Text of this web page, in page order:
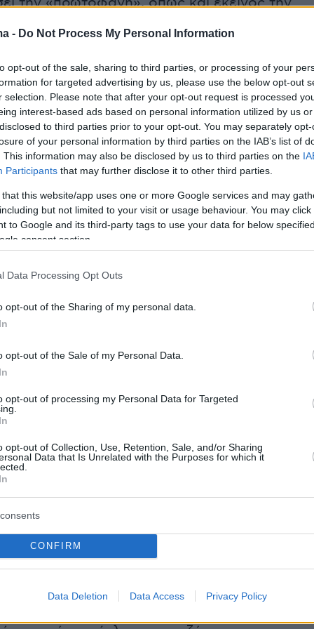
- Do Not Process My Personal Information
opt-out of the sale, sharing to third parties, or processing of your
for targeted advertising by us, please use the below opt-out
selection. Please note that after your opt-out request is processed
interest-based ads based on personal information utilized by us
to third parties prior to your opt-out. You may separately
of your personal information by third parties on the IAB’s list of
This information may also be disclosed by us to third parties on the
Participants that may further disclose it to other third parties.
that this website/app uses one or more Google services and may
but not limited to your visit or usage behaviour. You may
to Google and its third-party tags to use your data for below
consent section.
Data Processing Opt Outs
opt-out of the Sharing of my personal data.
opt-out of the Sale of my Personal Data.
opt-out of processing my Personal Data for Targeted
opt-out of Collection, Use, Retention, Sale, and/or Sharing
Data that Is Unrelated with the Purposes for which it
CONFIRM
Data Deletion Data Access Privacy Policy
παραφράζοντας την τυμβωρυχία και
αυτήν τη λέξη να επιτεθεί στην
της εργαλειοποίησης ακόμη και με
της τραγωδίας για πολιτικά οφέλη. Έδειξε
τα έδρανα της Ζωής Κωνσταντοπούλου, του
του Δημήτρη Νατσιού και των
του Στέφανου Κασσελάκη, που
την πρόταση συγγενών των θυμάτων της
κατηγόρησε για «συνεταιρισμό
και για «γελοία και άκρως επικίνδυνη
στόχο την ανατροπή του πολιτεύματος».
να επιτεθεί με σφοδρότητα στην ετερόκλητη
ομάδα του ΠΑΣΟΚ που κατέθεσε μια
εργαλειοποίηση) και θύμισε πόσο
ήταν η στάση της Νέας Δημοκρατίας (της
αντιπολίτευσης) το 2018 στην υπόθεση
ότι ο κ. Μητσοτάκης δεν μπορούσε παρά
στην Ολομέλεια. Ήταν μια αυτονόητη πράξη,
καταρχάς η «εσχάτη προδοσία», η
ετερόκλητης συμμαχίας. Αν δεν
στη βουλή έτσι κι αλλιώς θα μπορούσε να
ότι «κρύβεται» από την κορυφαία διαδικασία
παρά θα ενίσχυε την επιχειρηματολογία
Άλλωστε, όπως έλεγαν χθες έμπειρα και